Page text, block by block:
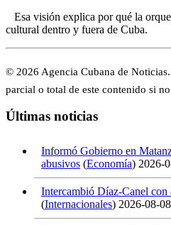
Esa visión explica por qué la
cultural dentro y fuera de Cuba.
© 2026 Agencia Cubana de
parcial o total de este contenido si
Últimas noticias
Informó Gobierno en
abusivos (Economía) 2026-
Intercambió Díaz-Canel con
(Internacionales) 2026-08-